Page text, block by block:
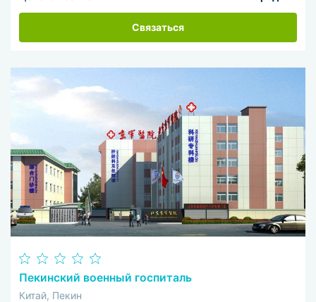
Связаться
Пекинский военный госпиталь
Китай, Пекин